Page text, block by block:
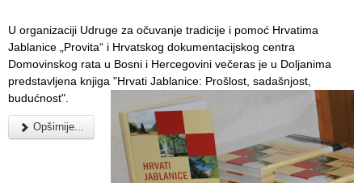
U organizaciji Udruge za očuvanje tradicije i pomoć Hrvatima
Jablanice „Provita“ i Hrvatskog dokumentacijskog centra
Domovinskog rata u Bosni i Hercegovini večeras je u Doljanima
predstavljena knjiga "Hrvati Jablanice: Prošlost, sadašnjost,
budućnost".
Opširnije...